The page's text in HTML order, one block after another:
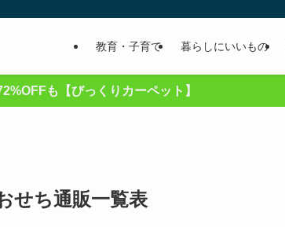
教育・子育て 暮らしにいいもの
も【びっくりカーペット】
せち通販一覧表